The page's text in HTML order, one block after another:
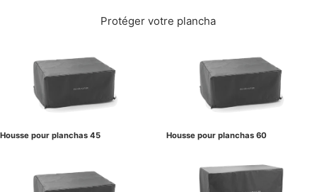
Protéger votre plancha
Housse pour planchas 45 Housse pour planchas 60